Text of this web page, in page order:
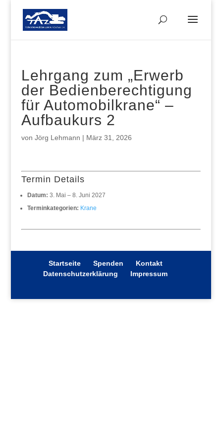
Lehrgang zum „Erwerb
der Bedienberechtigung
für Automobilkrane“ –
Aufbaukurs 2
von Jörg Lehmann | März 31, 2026
Termin Details
Datum: 3. Mai – 8. Juni 2027
Terminkategorien: Krane
Startseite Spenden
Kontakt
Datenschutzerklärung
Impressum